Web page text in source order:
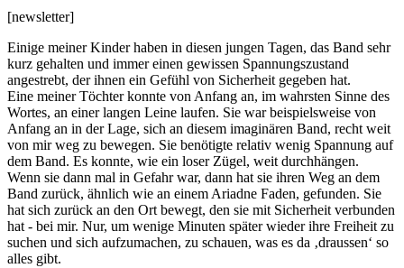
[newsletter]
Einige meiner Kinder haben in diesen jungen Tagen, das Band sehr
kurz gehalten und immer einen gewissen Spannungszustand
angestrebt, der ihnen ein Gefühl von Sicherheit gegeben hat.
Eine meiner Töchter konnte von Anfang an, im wahrsten Sinne des
Wortes, an einer langen Leine laufen. Sie war beispielsweise von
Anfang an in der Lage, sich an diesem imaginären Band, recht weit
von mir weg zu bewegen. Sie benötigte relativ wenig Spannung auf
dem Band. Es konnte, wie ein loser Zügel, weit durchhängen.
Wenn sie dann mal in Gefahr war, dann hat sie ihren Weg an dem
Band zurück, ähnlich wie an einem Ariadne Faden, gefunden. Sie
hat sich zurück an den Ort bewegt, den sie mit Sicherheit verbunden
hat - bei mir. Nur, um wenige Minuten später wieder ihre Freiheit zu
suchen und sich aufzumachen, zu schauen, was es da ‚draussen‘ so
alles gibt.